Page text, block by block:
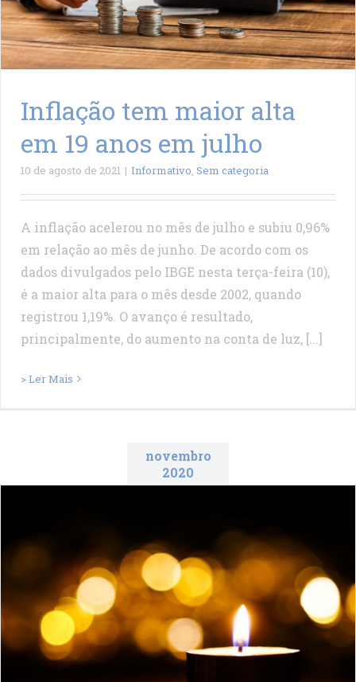
Inflação tem maior alta
em 19 anos em julho
10 de agosto de 2021 | Informativo, Sem categoria
A inflação acelerou no mês de julho e subiu 0,96%
em relação ao mês de junho. De acordo com os
dados divulgados pelo IBGE nesta terça-feira (10),
é a maior alta para o mês desde 2002, quando
registrou 1,19%. O avanço é resultado,
principalmente, do aumento na conta de luz, [...]
> Ler Mais
novembro
2020